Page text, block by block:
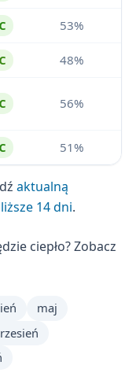
53%
48%
56%
51%
aktualną
14 dni.
ciepło? Zobacz
maj